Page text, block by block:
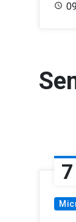
7